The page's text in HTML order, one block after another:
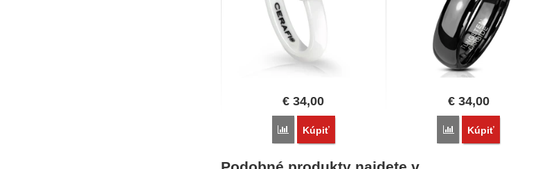
€ 34,00
Porovnať
Kúpiť
€34,00
Porovnať
Kúpiť